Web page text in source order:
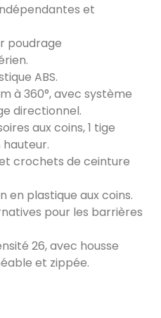
et
poudrage
ABS.
à 360°, avec système
directionnel.
aux coins, 1 tige
crochets de ceinture
plastique aux coins.
pour les barrières
26, avec housse
et zippée.